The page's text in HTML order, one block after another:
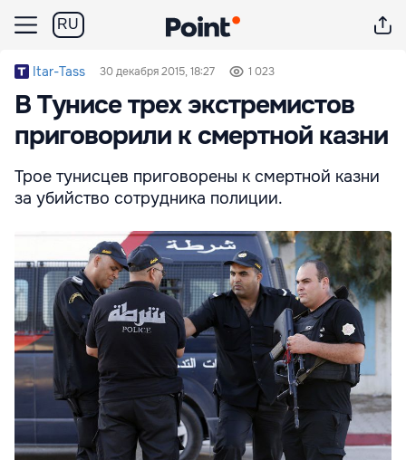
RU
Itar-Tass 30 декабря 2015, 18:27 1 023
В Тунисе трех экстремистов
приговорили к смертной казни
Трое тунисцев приговорены к смертной казни
за убийство сотрудника полиции.